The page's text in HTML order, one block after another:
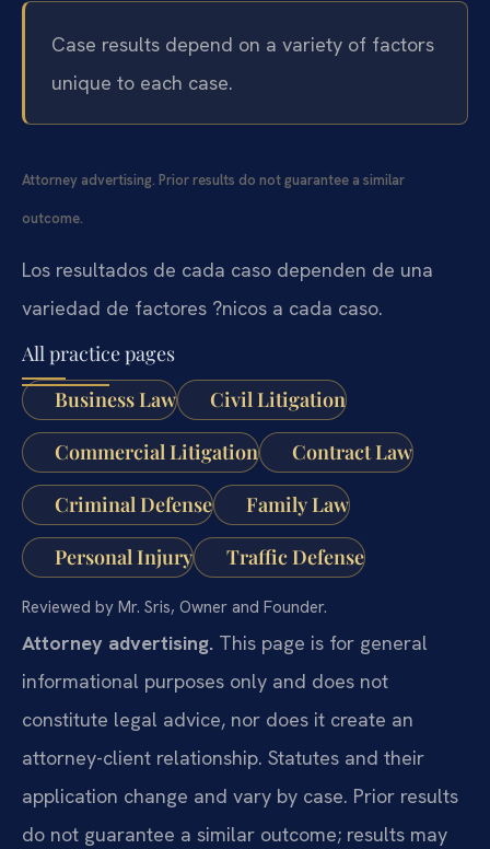
Case results depend on a variety of factors
unique to each case.
Attorney advertising. Prior results do not guarantee a similar
outcome.
Los resultados de cada caso dependen de una
variedad de factores ?nicos a cada caso.
All practice pages
Business Law
Civil Litigation
Commercial Litigation Contract Law
Criminal Defense Family Law
Personal Injury Traffic Defense
Reviewed by Mr. Sris, Owner and Founder.
Attorney advertising. This page is for general
informational purposes only and does not
constitute legal advice, nor does it create an
attorney-client relationship. Statutes and their
application change and vary by case. Prior results
do not guarantee a similar outcome; results may